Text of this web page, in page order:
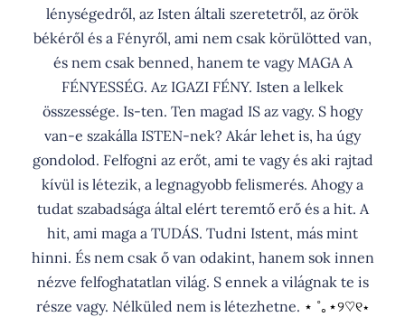
lénységedről, az Isten általi szeretetről, az örök
békéről és a Fényről, ami nem csak körülötted van,
és nem csak benned, hanem te vagy MAGA A
FÉNYESSÉG. Az IGAZI FÉNY. Isten a lelkek
összessége. Is-ten. Ten magad IS az vagy. S hogy
van-e szakálla ISTEN-nek? Akár lehet is, ha úgy
gondolod. Felfogni az erőt, ami te vagy és aki rajtad
kívül is létezik, a legnagyobb felismerés. Ahogy a
tudat szabadsága által elért teremtő erő és a hit. A
hit, ami maga a TUDÁS. Tudni Istent, más mint
hinni. És nem csak ő van odakint, hanem sok innen
nézve felfoghatatlan világ. S ennek a világnak te is
része vagy. Nélküled nem is létezhetne. ⋆ ˚｡⋆୨♡୧⋆